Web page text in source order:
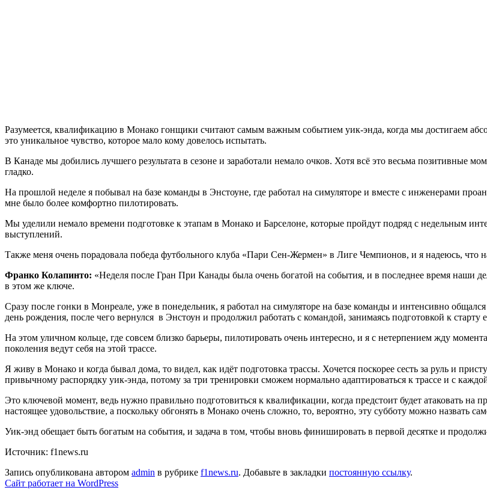
Разумеется, квалификацию в Монако гонщики считают самым важным событием уик-энда, когда мы достигаем
это уникальное чувство, которое мало кому довелось испытать.
В Канаде мы добились лучшего результата в сезоне и заработали немало очков. Хотя всё это весьма позитивные
гладко.
На прошлой неделе я побывал на базе команды в Энстоуне, где работал на симуляторе и вместе с инженерами
мне было более комфортно пилотировать.
Мы уделили немало времени подготовке к этапам в Монако и Барселоне, которые пройдут подряд с недельным
выступлений.
Также меня очень порадовала победа футбольного клуба «Пари Сен-Жермен» в Лиге Чемпионов, и я надеюсь, что
Франко Колапинто: «Неделя после Гран При Канады была очень богатой на события, и в последнее время наши
в этом же ключе.
Сразу после гонки в Монреале, уже в понедельник, я работал на симуляторе на базе команды и интенсивно
день рождения, после чего вернулся в Энстоун и продолжил работать с командой, занимаясь подготовкой к
На этом уличном кольце, где совсем близко барьеры, пилотировать очень интересно, и я с нетерпением жду
поколения ведут себя на этой трассе.
Я живу в Монако и когда бывал дома, то видел, как идёт подготовка трассы. Хочется поскорее сесть за руль и
привычному распорядку уик-энда, потому за три тренировки сможем нормально адаптироваться к трассе и с
Это ключевой момент, ведь нужно правильно подготовиться к квалификации, когда предстоит будет атаковать
настоящее удовольствие, а поскольку обгонять в Монако очень сложно, то, вероятно, эту субботу можно назвать
Уик-энд обещает быть богатым на события, и задача в том, чтобы вновь финишировать в первой десятке и
Источник: f1news.ru
Запись опубликована автором admin в рубрике f1news.ru. Добавьте в закладки постоянную ссылку.
Сайт работает на WordPress